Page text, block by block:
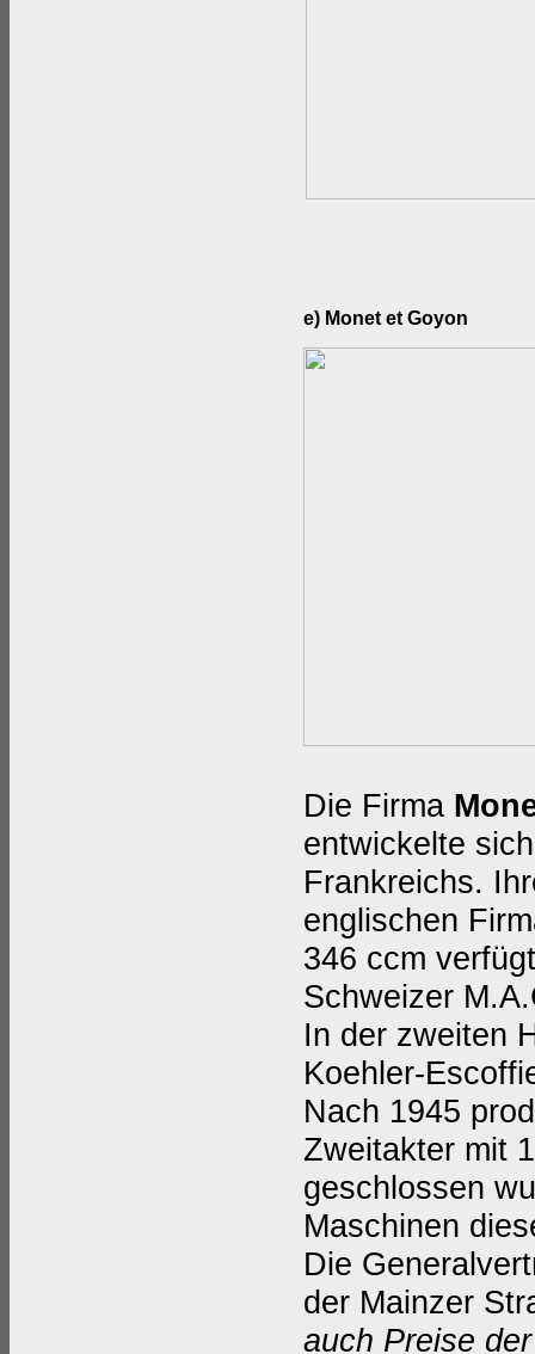
e) Monet et Goyon
Die Firma
entwickelte
Frankreichs.
englischen
346 ccm
Schweizer
In der zweiten
Koehler-
Nach 1945
Zweitakter mit
geschlossen
Maschinen
Die
der Mainzer
auch Preise